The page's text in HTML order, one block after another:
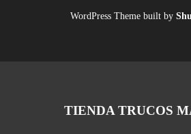
WordPress Theme built by
TIENDA TRUCOS